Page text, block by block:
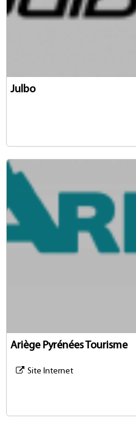
Julbo
Ariège Pyrénées Tourisme
Site Internet